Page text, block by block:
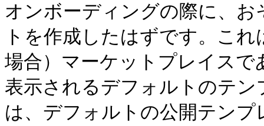
オンボーディングの際に、
トを作成したはずです。こ
場合）マーケットプレイス
表示されるデフォルトのテ
は、デフォルトの公開テン